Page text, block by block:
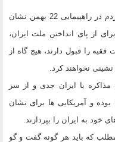
نماینده تهران تصریح کرد: حضور گسترده مردم در راهپیمایی 22 بهمن نشان
از پای انداختن ملت ایران،
را قبول دارند، هیچ گاه از
نخواهند کرد.
مذاکره با ایران جدی و از سر
و آمریکایی ها برای نشان
خود به ایران را بپردازند.
بیان این مطلب که باید هر گونه گفت و گو